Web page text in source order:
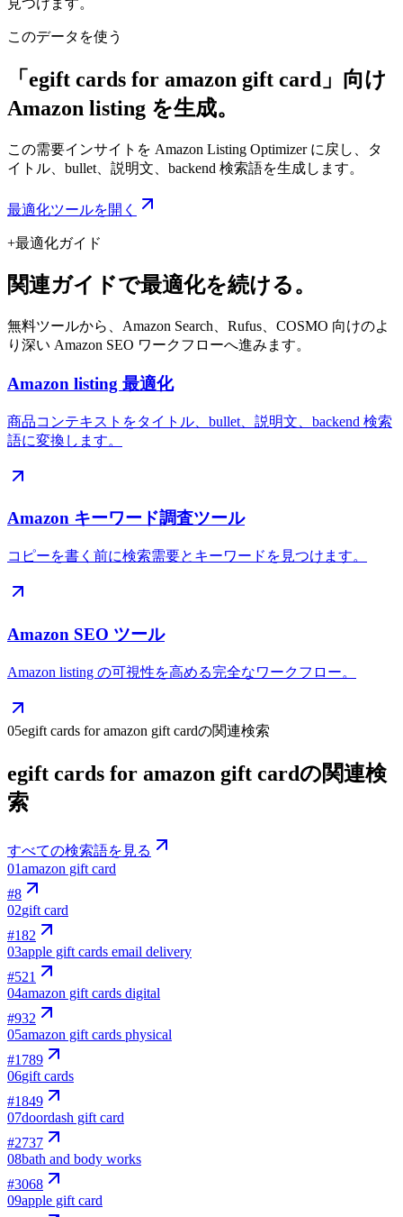
このデータを使う
「egift cards for amazon gift card」向け
Amazon listing を生成。
この需要インサイトを Amazon Listing Optimizer に戻し、タ
イトル、bullet、説明文、backend 検索語を生成します。
最適化ツールを開く
+最適化ガイド
関連ガイドで最適化を続ける。
無料ツールから、Amazon Search、Rufus、COSMO 向けのよ
り深い Amazon SEO ワークフローへ進みます。
Amazon listing 最適化
商品コンテキストをタイトル、bullet、説明文、backend 検索
語に変換します。
Amazon キーワード調査ツール
コピーを書く前に検索需要とキーワードを見つけます。
Amazon SEO ツール
Amazon listing の可視性を高める完全なワークフロー。
05egift cards for amazon gift cardの関連検索
egift cards for amazon gift cardの関連検
索
すべての検索語を見る
01amazon gift card
#8
02gift card
#182
03apple gift cards email delivery
#521
04amazon gift cards digital
#932
05amazon gift cards physical
#1789
06gift cards
#1849
07doordash gift card
#2737
08bath and body works
#3068
09apple gift card